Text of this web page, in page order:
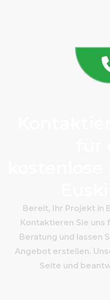
Bereit, Ihr Projekt in
Kontaktieren Sie uns
Beratung und lassen
Angebot erstellen.
Seite und